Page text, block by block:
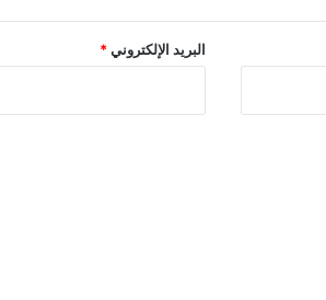
البريد الإلكتروني*